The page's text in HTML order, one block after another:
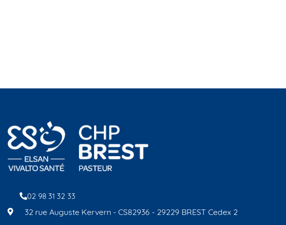
02 98 31 32 33
32 rue Auguste Kervern - CS82936 - 29229 BREST Cedex 2